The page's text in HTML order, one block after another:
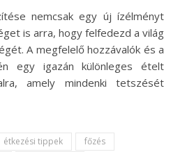
nemcsak egy új ízélményt
is arra, hogy felfedezd a világ
A megfelelő hozzávalók és a
egy igazán különleges ételt
amely mindenki tetszését
étkezési tippek
főzés